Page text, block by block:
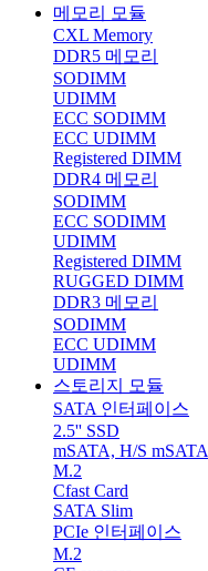
메모리 모듈
CXL Memory
DDR5 메모리
SODIMM
UDIMM
ECC SODIMM
ECC UDIMM
Registered DIMM
DDR4 메모리
SODIMM
ECC SODIMM
UDIMM
Registered DIMM
RUGGED DIMM
DDR3 메모리
SODIMM
ECC UDIMM
UDIMM
스토리지 모듈
SATA 인터페이스
2.5'' SSD
mSATA, H/S mSATA
M.2
Cfast Card
SATA Slim
PCIe 인터페이스
M.2